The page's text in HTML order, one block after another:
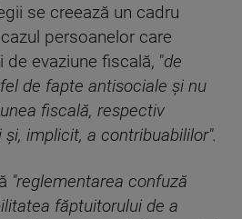
se creează un cadru
persoanelor care
evaziune fiscală, "de
de fapte antisociale şi nu
fiscală, respectiv
implicit, a contribuabililor".
"reglementarea confuză
făptuitorului de a